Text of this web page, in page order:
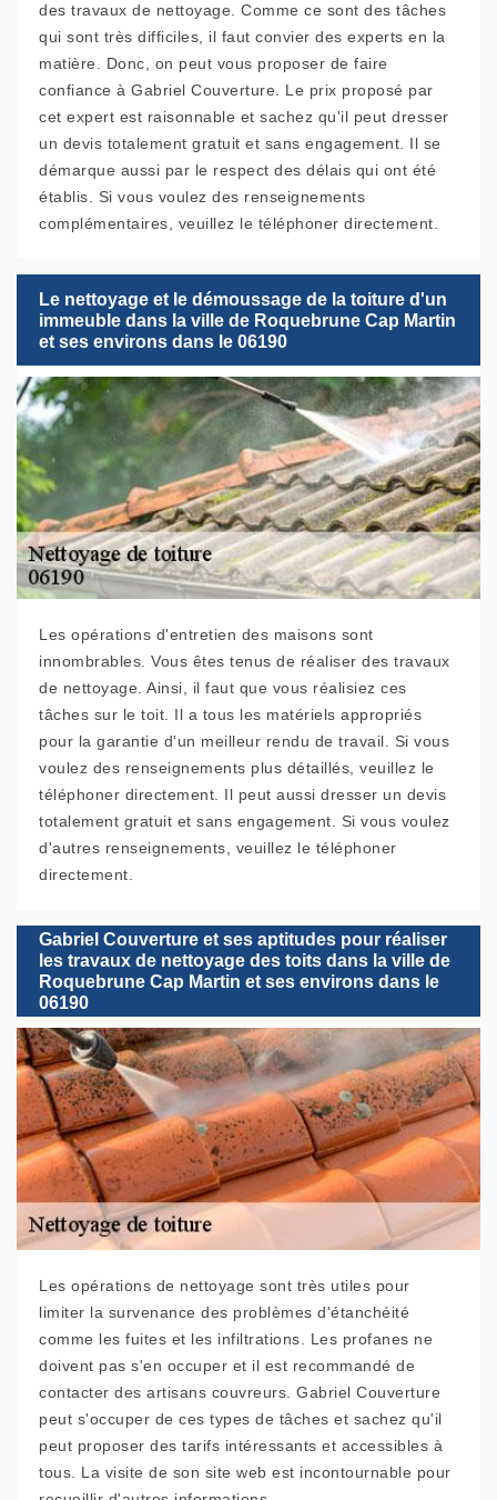
des travaux de nettoyage. Comme ce sont des tâches
qui sont très difficiles, il faut convier des experts en la
matière. Donc, on peut vous proposer de faire
confiance à Gabriel Couverture. Le prix proposé par
cet expert est raisonnable et sachez qu'il peut dresser
un devis totalement gratuit et sans engagement. Il se
démarque aussi par le respect des délais qui ont été
établis. Si vous voulez des renseignements
complémentaires, veuillez le téléphoner directement.
Le nettoyage et le démoussage de la toiture d'un
immeuble dans la ville de Roquebrune Cap Martin
et ses environs dans le 06190
Les opérations d'entretien des maisons sont
innombrables. Vous êtes tenus de réaliser des travaux
de nettoyage. Ainsi, il faut que vous réalisiez ces
tâches sur le toit. Il a tous les matériels appropriés
pour la garantie d'un meilleur rendu de travail. Si vous
voulez des renseignements plus détaillés, veuillez le
téléphoner directement. Il peut aussi dresser un devis
totalement gratuit et sans engagement. Si vous voulez
d'autres renseignements, veuillez le téléphoner
directement.
Gabriel Couverture et ses aptitudes pour réaliser
les travaux de nettoyage des toits dans la ville de
Roquebrune Cap Martin et ses environs dans le
06190
Les opérations de nettoyage sont très utiles pour
limiter la survenance des problèmes d'étanchéité
comme les fuites et les infiltrations. Les profanes ne
doivent pas s'en occuper et il est recommandé de
contacter des artisans couvreurs. Gabriel Couverture
peut s'occuper de ces types de tâches et sachez qu'il
peut proposer des tarifs intéressants et accessibles à
tous. La visite de son site web est incontournable pour